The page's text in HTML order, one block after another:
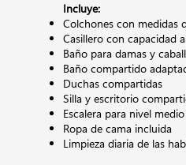
Incluye:
Colchones con medidas
Casillero con capacidad
Baño para damas y
Baño compartido
Duchas compartidas
Silla y escritorio
Escalera para nivel
Ropa de cama incluida
Limpieza diaria de las